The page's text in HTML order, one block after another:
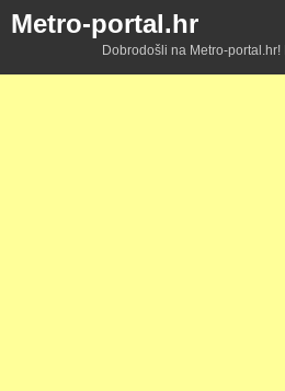
Metro-portal.hr
Dobrodošli na Metro-portal.hr!